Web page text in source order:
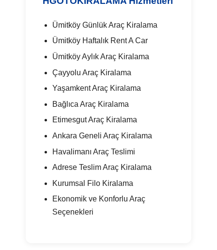
Ümitköy Günlük Araç Kiralama
Ümitköy Haftalık Rent A Car
Ümitköy Aylık Araç Kiralama
Çayyolu Araç Kiralama
Yaşamkent Araç Kiralama
Bağlıca Araç Kiralama
Etimesgut Araç Kiralama
Ankara Geneli Araç Kiralama
Havalimanı Araç Teslimi
Adrese Teslim Araç Kiralama
Kurumsal Filo Kiralama
Ekonomik ve Konforlu Araç
Seçenekleri